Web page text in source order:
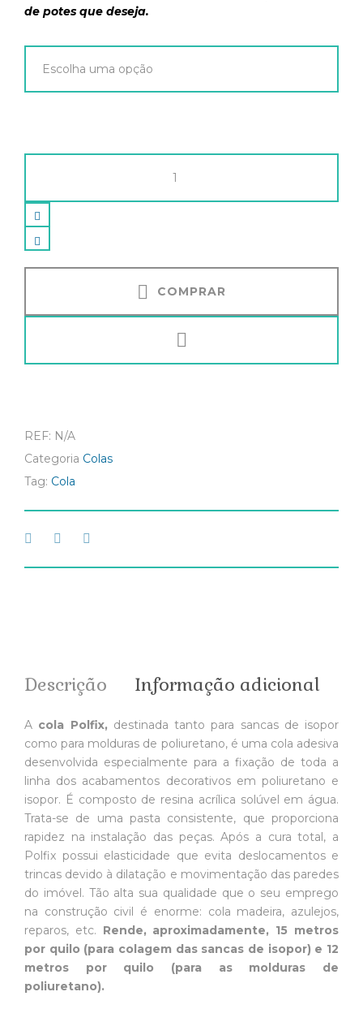
de potes que deseja.
COMPRAR
REF: N/A
Categoria Colas
Tag: Cola
Descrição Informação adicional
A cola Polfix, destinada tanto para sancas de isopor
como para molduras de poliuretano, é uma cola adesiva
desenvolvida especialmente para a fixação de toda a
linha dos acabamentos decorativos em poliuretano e
isopor. É composto de resina acrílica solúvel em água.
Trata-se de uma pasta consistente, que proporciona
rapidez na instalação das peças. Após a cura total, a
Polfix possui elasticidade que evita deslocamentos e
trincas devido à dilatação e movimentação das paredes
do imóvel. Tão alta sua qualidade que o seu emprego
na construção civil é enorme: cola madeira, azulejos,
reparos, etc. Rende, aproximadamente, 15 metros
por quilo (para colagem das sancas de isopor) e 12
metros por quilo (para as molduras de
poliuretano).